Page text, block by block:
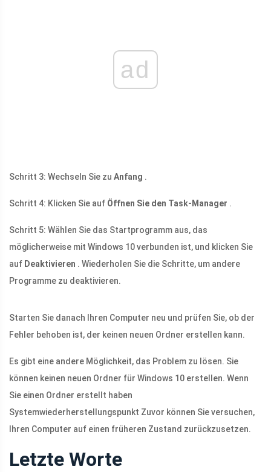
ad
Schritt 3: Wechseln Sie zu Anfang .
Schritt 4: Klicken Sie auf Öffnen Sie den Task-Manager .
Schritt 5: Wählen Sie das Startprogramm aus, das
möglicherweise mit Windows 10 verbunden ist, und klicken Sie
auf Deaktivieren . Wiederholen Sie die Schritte, um andere
Programme zu deaktivieren.
Starten Sie danach Ihren Computer neu und prüfen Sie, ob der
Fehler behoben ist, der keinen neuen Ordner erstellen kann.
Es gibt eine andere Möglichkeit, das Problem zu lösen. Sie
können keinen neuen Ordner für Windows 10 erstellen. Wenn
Sie einen Ordner erstellt haben
Systemwiederherstellungspunkt Zuvor können Sie versuchen,
Ihren Computer auf einen früheren Zustand zurückzusetzen.
Letzte Worte